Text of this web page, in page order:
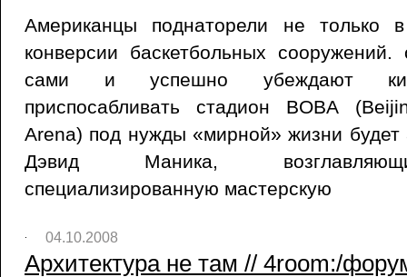
Американцы поднаторели не только
конверсии баскетбольных
сами и успешно убеждают
приспосабливать стадион BOBA
Arena) под нужды «мирной» жизни будет
Дэвид Маника,
специализированную мастерскую
04.10.2008
Архитектура не там // 4room:/